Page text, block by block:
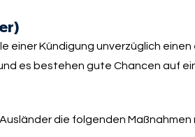
einer Kündigung unverzüglich
es bestehen gute Chancen auf
die folgenden Maßnahmen